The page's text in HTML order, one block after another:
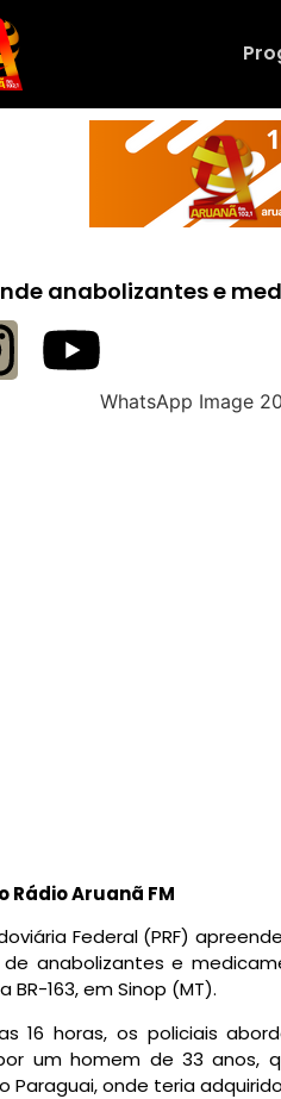
anabolizantes e
Rádio Aruanã FM
Federal (PRF)
anabolizantes e
BR-163, em Sinop (MT).
16 horas, os policiais
um homem de 33 anos,
Paraguai, onde teria